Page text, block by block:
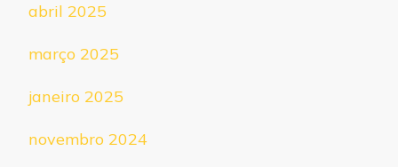
abril 2025
março 2025
janeiro 2025
novembro 2024